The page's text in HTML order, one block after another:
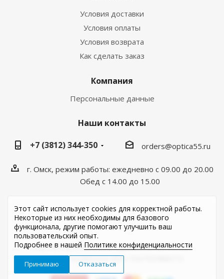
Условия доставки
Условия оплаты
Условия возврата
Как сделать заказ
Компания
Персональные данные
Наши контакты
+7 (3812) 344-350
orders@optica55.ru
г. Омск, режим работы: ежедневно с 09.00 до 20.00
Обед с 14.00 до 15.00
2026 © Optica55.ru ИП Cухих Л.Н. ОГРН ИП
304550732900224 ИНН 550703988372
Этот сайт использует cookies для корректной работы.
Некоторые из них необходимы для базового
функционала, другие помогают улучшить ваш
пользовательский опыт.
Подробнее в нашей Политике конфиденциальности
Принимаю Отказаться